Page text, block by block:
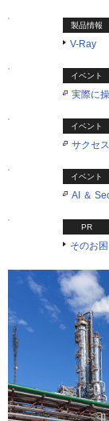
製品情報
V-Ray
イベント
実際に
イベント
サクセ
イベント
AI ＆
PR
そのお